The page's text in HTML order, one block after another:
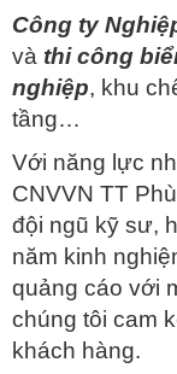
Công ty
và thi công
nghiệp, khu
tầng…
Với năng lực
CNVVN TT
đội ngũ kỹ sư,
năm kinh
quảng cáo với
chúng tôi cam
khách hàng.